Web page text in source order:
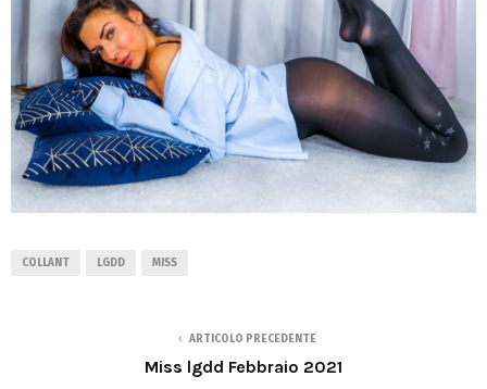
COLLANT LGDD MISS
ARTICOLO PRECEDENTE
Miss lgdd Febbraio 2021